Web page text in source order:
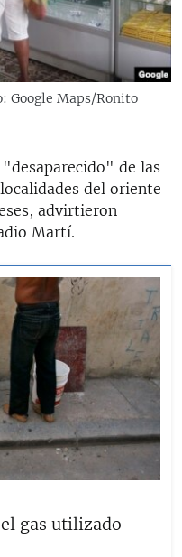
CUBA
LATINA
Google Maps/Ronito
de las
del oriente
advirtieron
Martí.
gas utilizado